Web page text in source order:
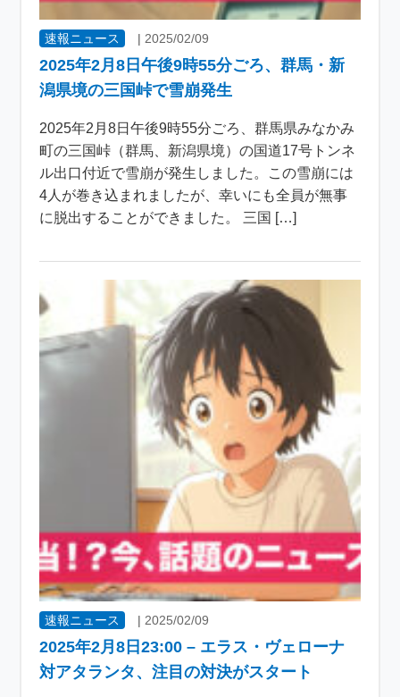
速報ニュース |2025/02/09
2025年2月8日午後9時55分ごろ、群馬・新
潟県境の三国峠で雪崩発生
2025年2月8日午後9時55分ごろ、群馬県みなかみ
町の三国峠（群馬、新潟県境）の国道17号トンネ
ル出口付近で雪崩が発生しました。この雪崩には
4人が巻き込まれましたが、幸いにも全員が無事
に脱出することができました。 三国 […]
速報ニュース | 2025/02/09
2025年2月8日23:00 – エラス・ヴェローナ
対アタランタ、注目の対決がスタート